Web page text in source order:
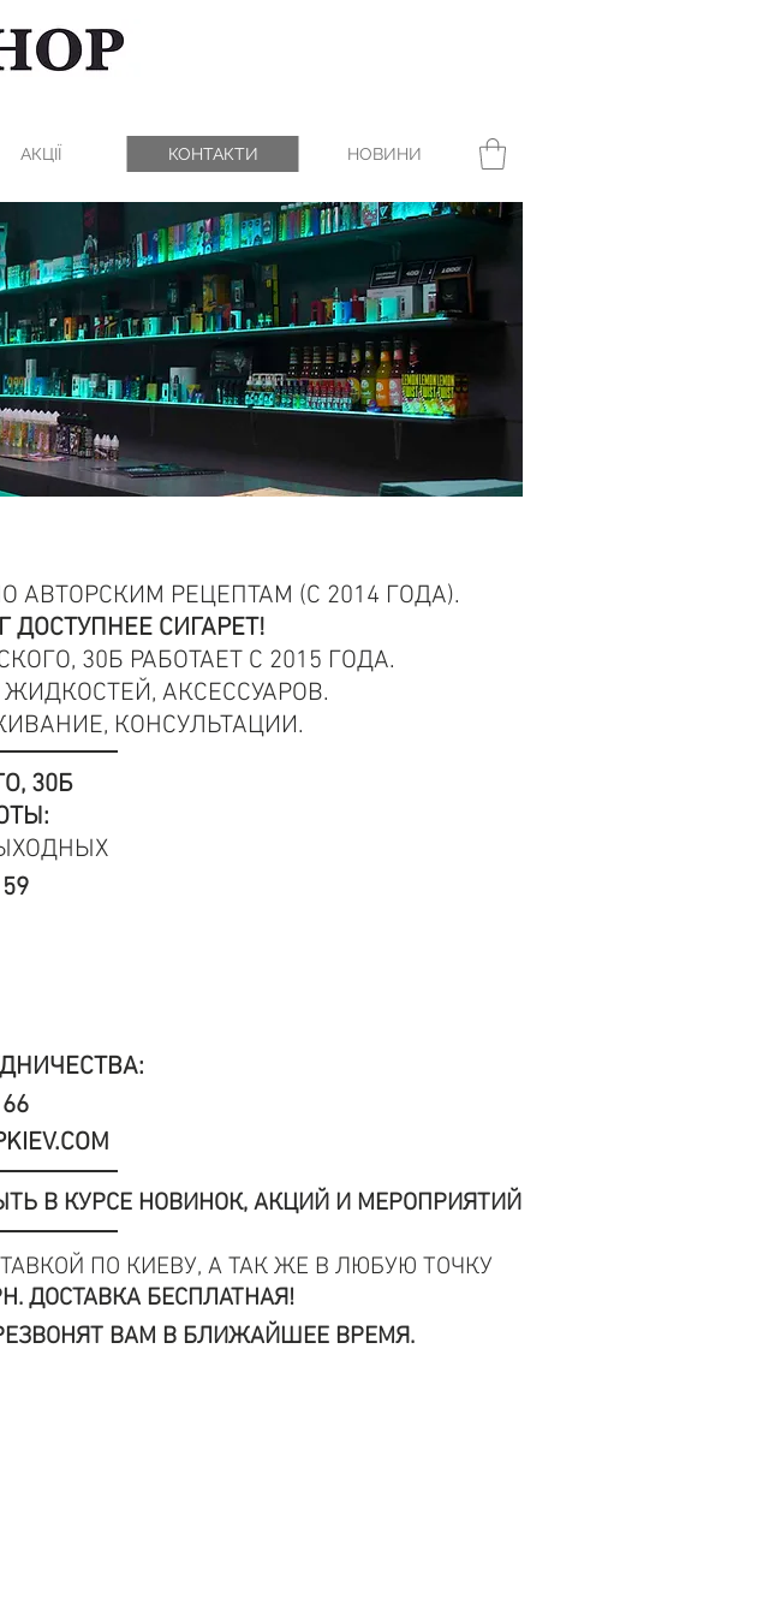
АКЦІЇ КОНТАКТИ НОВИНИ
РЕЦЕПТАМ (С 2014 ГОДА).
СИГАРЕТ!
30Б РАБОТАЕТ С 2015 ГОДА.
АКСЕССУАРОВ.
КОНСУЛЬТАЦИИ.
30Б
В КУРСЕ НОВИНОК, АКЦИЙ И МЕРОПРИЯТИЙ
ПО КИЕВУ, А ТАК ЖЕ В ЛЮБУЮ ТОЧКУ
ДОСТАВКА БЕСПЛАТНАЯ!
ВАМ В БЛИЖАЙШЕЕ ВРЕМЯ.